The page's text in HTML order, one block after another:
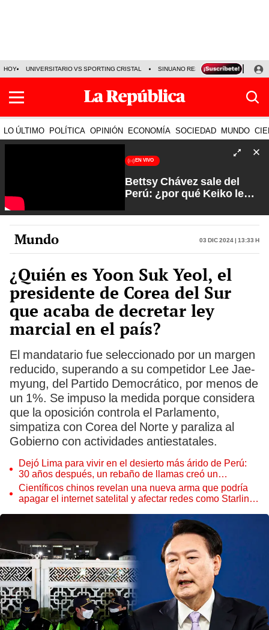
HOY UNIVERSITARIO VS SPORTING CRISTAL SINUANO RESULTADOS HOY
LO ÚLTIMO POLÍTICA OPINIÓN ECONOMÍA SOCIEDAD MUNDO
EN VIVO
Bettsy Chávez sale del
Perú: ¿por qué Keiko le
Fuerte y Claro con Manuela
Camacho
Mundo 03 Dic 2024 | 13:33 h
¿Quién es Yoon Suk Yeol, el
presidente de Corea del Sur
que acaba de decretar ley
marcial en el país?
El mandatario fue seleccionado por un margen
reducido, superando a su competidor Lee Jae-
myung, del Partido Democrático, por menos de
un 1%. Se impuso la medida porque considera
que la oposición controla el Parlamento,
simpatiza con Corea del Norte y paraliza al
Gobierno con actividades antiestatales.
Dejó Lima para vivir en el desierto más árido de Perú:
30 años después, un rebaño de llamas creó un
sorprendente ecosistema
Científicos chinos revelan una nueva arma que podría
apagar el internet satelital y afectar redes como Starlink